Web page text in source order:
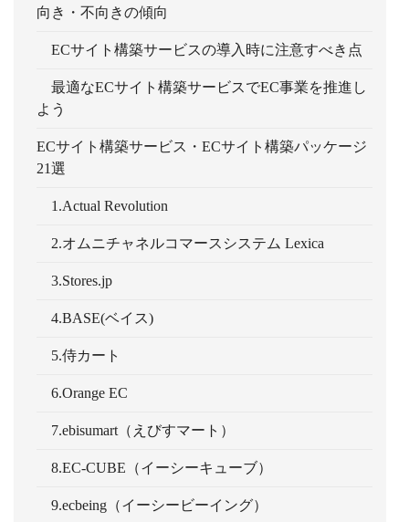
向き・不向きの傾向
ECサイト構築サービスの導入時に注意すべき点
最適なECサイト構築サービスでEC事業を推進し
よう
ECサイト構築サービス・ECサイト構築パッケージ
21選
1.Actual Revolution
2.オムニチャネルコマースシステム Lexica
3.Stores.jp
4.BASE(ベイス)
5.侍カート
6.Orange EC
7.ebisumart（えびすマート）
8.EC-CUBE（イーシーキューブ）
9.ecbeing（イーシービーイング）